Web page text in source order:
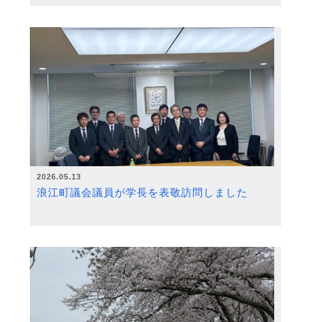
2026.05.13
浪江町議会議員が学長を表敬訪問しました